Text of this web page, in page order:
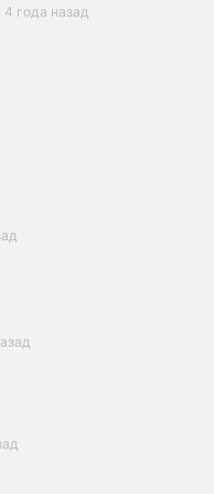
4 года назад